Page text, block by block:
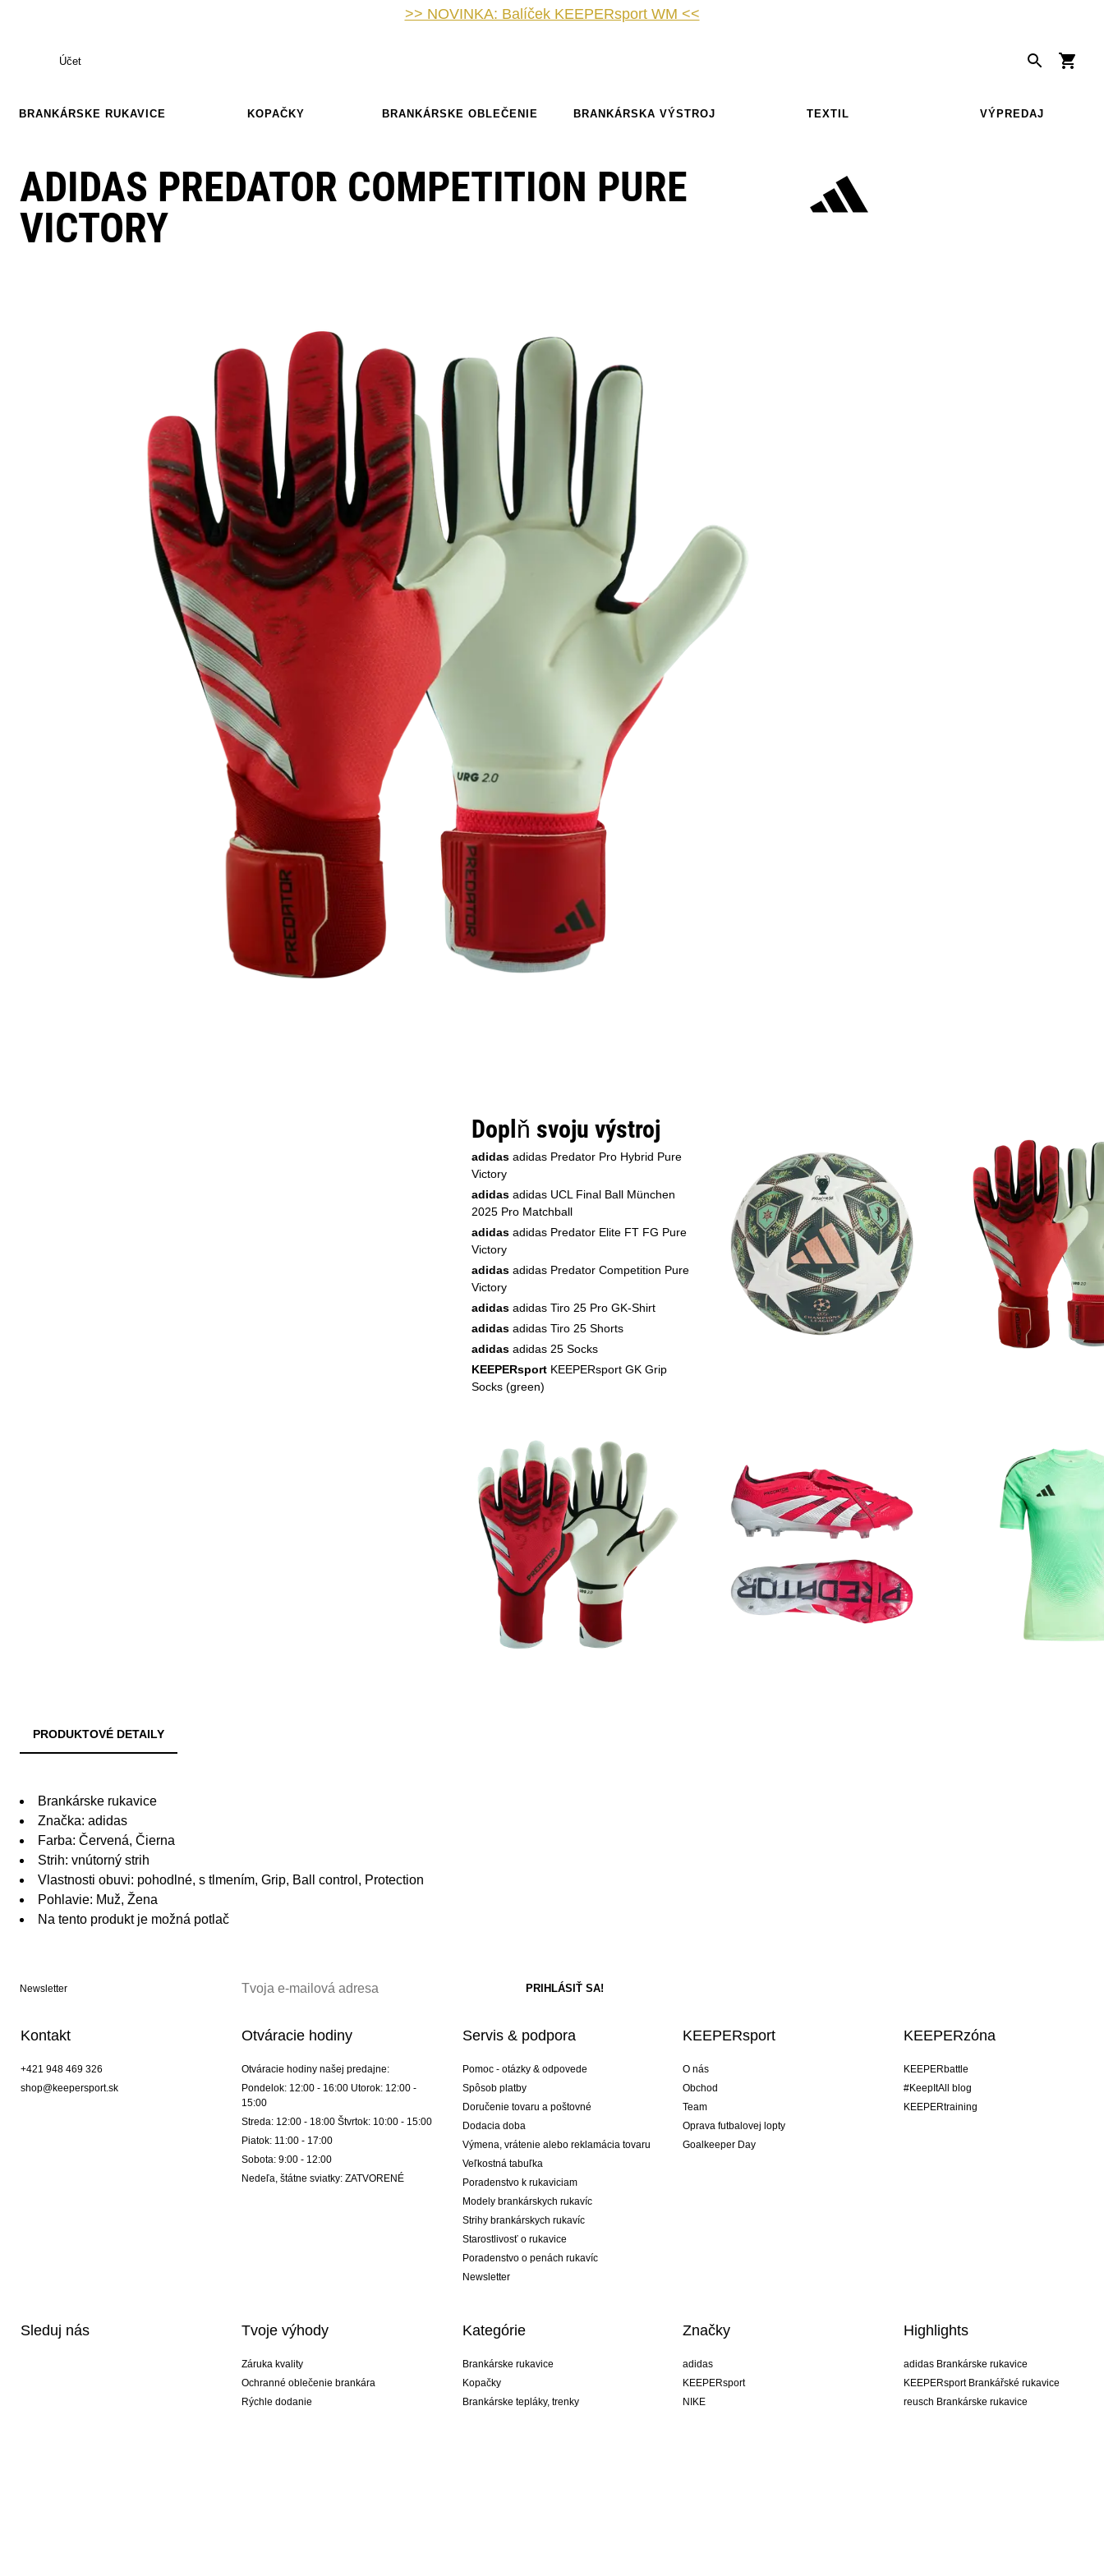
>> NOVINKA: Balíček KEEPERsport WM <<
Účet
BRANKÁRSKE RUKAVICE KOPAČKY BRANKÁRSKE OBLEČENIE BRANKÁRSKA VÝSTROJ TEXTIL VÝPREDAJ
ADIDAS PREDATOR COMPETITION PURE
VICTORY
Doplň svoju výstroj
adidas adidas Predator Pro Hybrid Pure
Victory
adidas adidas UCL Final Ball München
2025 Pro Matchball
adidas adidas Predator Elite FT FG Pure
Victory
adidas adidas Predator Competition Pure
Victory
adidas adidas Tiro 25 Pro GK-Shirt
adidas adidas Tiro 25 Shorts
adidas adidas 25 Socks
KEEPERsport KEEPERsport GK Grip
Socks (green)
Cawila Socktape 3,0cmx20m
PRODUKTOVÉ DETAILY
Brankárske rukavice
Značka: adidas
Farba: Červená, Čierna
Strih: vnútorný strih
Vlastnosti obuvi: pohodlné, s tlmením, Grip, Ball control, Protection
Pohlavie: Muž, Žena
Na tento produkt je možná potlač
Newsletter
Kontakt
+421 948 469 326
shop@keepersport.sk
Otváracie hodiny
Otváracie hodiny našej predajne:
Pondelok: 12:00 - 16:00 Utorok: 12:00 -
15:00
Streda: 12:00 - 18:00 Štvrtok: 10:00 - 15:00
Piatok: 11:00 - 17:00
Sobota: 9:00 - 12:00
Nedeľa, štátne sviatky: ZATVORENÉ
Servis & podpora
Pomoc - otázky & odpovede
Spôsob platby
Doručenie tovaru a poštovné
Dodacia doba
Výmena, vrátenie alebo reklamácia tovaru
Veľkostná tabuľka
Poradenstvo k rukaviciam
Modely brankárskych rukavíc
Strihy brankárskych rukavíc
Starostlivosť o rukavice
Poradenstvo o penách rukavíc
Newsletter
KEEPERsport
O nás
Obchod
Team
Oprava futbalovej lopty
Goalkeeper Day
KEEPERzóna
KEEPERbattle
#KeepItAll blog
KEEPERtraining
Sleduj nás Tvoje výhody
Záruka kvality
Ochranné oblečenie brankára
Rýchle dodanie
Kategórie
Brankárske rukavice
Kopačky
Brankárske tepláky, trenky
Značky
adidas
KEEPERsport
NIKE
Highlights
adidas Brankárske rukavice
KEEPERsport Brankářské rukavice
reusch Brankárske rukavice